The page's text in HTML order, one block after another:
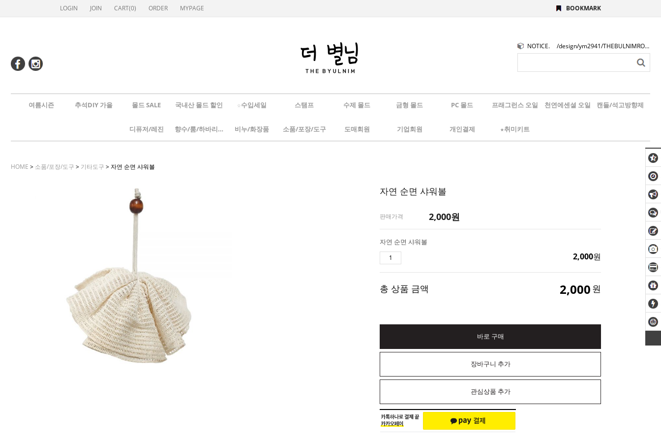
LOGIN JOIN CART(0) ORDER MYPAGE BOOKMARK
NOTICE. /design/ym2941/THEBULNIMROGO.png
여름시즌 추석DIY 가을 몰드 SALE 국내산 몰드 할인 ☆수입세일 스탬프 수제 몰드 금형 몰드 PC 몰드 프래그런스 오일 천연에센셜 오일 캔들/석고방향제
디퓨저/레진 향수/룸/하바리움 비누/화장품 소품/포장/도구 도매회원 기업회원 개인결제 ★취미키트
HOME > 소품/포장/도구 > 기타도구 > 자연 순면 샤워볼
자연 순면 샤워볼
판매가격 2,000원
자연 순면 샤워볼
2,000원
총 상품 금액 2,000 원
바로 구매
장바구니 추가
관심상품 추가